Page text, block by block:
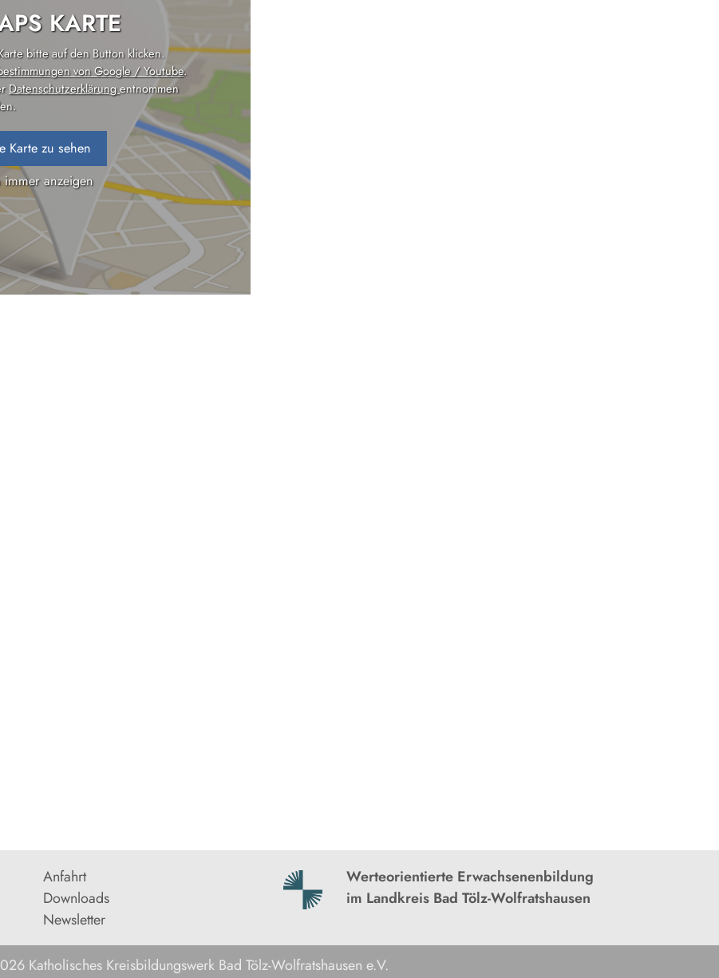
KARTE
bitte auf den Button klicken.
von Google / Youtube.
Datenschutzerklärungentnommen
Karte zu sehen
anzeigen
Anfahrt
Downloads
Newsletter
Werteorientierte Erwachsenenbildung
im Landkreis Bad Tölz-Wolfratshausen
Katholisches Kreisbildungswerk Bad Tölz-Wolfratshausen e.V.